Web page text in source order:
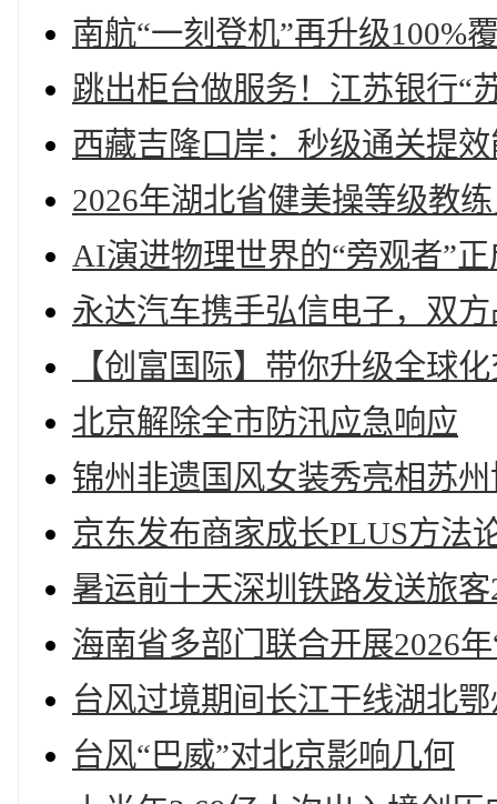
南航“一刻登机”再升级100%
跳出柜台做服务！江苏银行“
西藏吉隆口岸：秒级通关提
2026年湖北省健美操等级教
AI演进物理世界的“旁观者”正
永达汽车携手弘信电子，双
【创富国际】带你升级全球
北京解除全市防汛应急响应
锦州非遗国风女装秀亮相苏
京东发布商家成长PLUS方法
暑运前十天深圳铁路发送旅客
海南省多部门联合开展2026
台风过境期间长江干线湖北
台风“巴威”对北京影响几何